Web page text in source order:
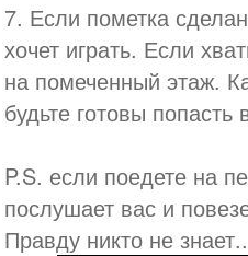
7. Если пометка
хочет играть. Если
на помеченный этаж.
будьте готовы
P.S. если поедете на
послушает вас и
Правду никто не